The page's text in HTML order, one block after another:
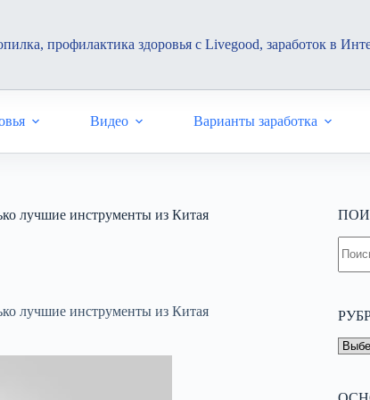
профилактика здоровья с Livegood, заработок в
Видео Варианты заработка
лучшие инструменты из Китая
лучшие инструменты из Китая
не